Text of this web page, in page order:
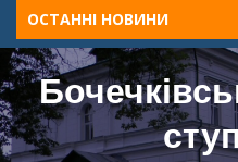
Skip
to
content
ОСТАННІ НОВИНИ